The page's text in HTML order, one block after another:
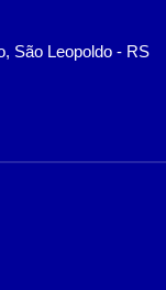
São Leopoldo - RS